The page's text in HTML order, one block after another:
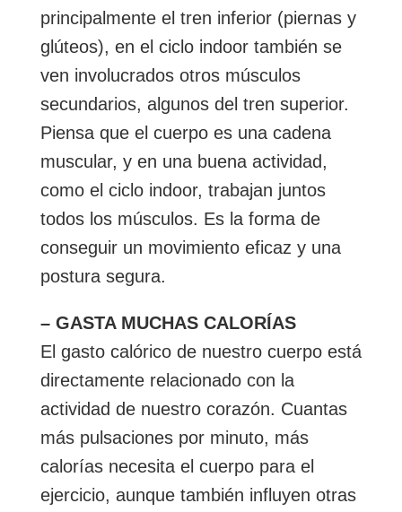
principalmente el tren inferior (piernas y
glúteos), en el ciclo indoor también se
ven involucrados otros músculos
secundarios, algunos del tren superior.
Piensa que el cuerpo es una cadena
muscular, y en una buena actividad,
como el ciclo indoor, trabajan juntos
todos los músculos. Es la forma de
conseguir un movimiento eficaz y una
postura segura.
– GASTA MUCHAS CALORÍAS
El gasto calórico de nuestro cuerpo está
directamente relacionado con la
actividad de nuestro corazón. Cuantas
más pulsaciones por minuto, más
calorías necesita el cuerpo para el
ejercicio, aunque también influyen otras